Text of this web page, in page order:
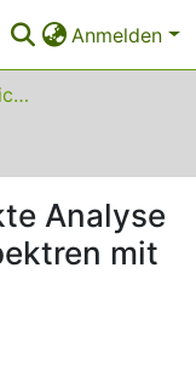
Anmelden
Sonderforschungsbereiche
Analyse
mit